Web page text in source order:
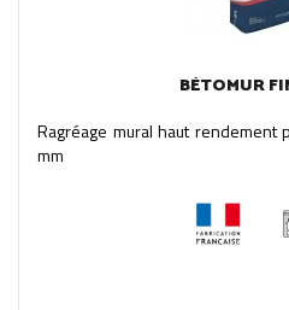
BÉTOMUR
Ragréage mural haut rendement
mm